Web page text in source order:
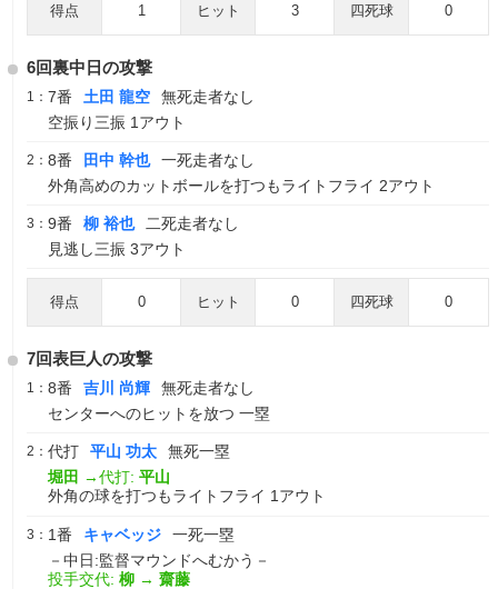
得点 1 ヒット 3 四死球 0
6回裏中日の攻撃
1： 7番 土田 龍空
無死走者なし
空振り三振 1アウト
2： 8番 田中 幹也
一死走者なし
外角高めのカットボールを打つもライトフライ 2アウト
3： 9番 柳 裕也
二死走者なし
見逃し三振 3アウト
得点 0 ヒット 0 四死球 0
7回表巨人の攻撃
1： 8番 吉川 尚輝
無死走者なし
センターへのヒットを放つ 一塁
2： 代打 平山 功太
無死一塁
堀田 →代打: 平山
外角の球を打つもライトフライ 1アウト
3： 1番 キャベッジ
一死一塁
－中日:監督マウンドへむかう－
投手交代: 柳 → 齋藤